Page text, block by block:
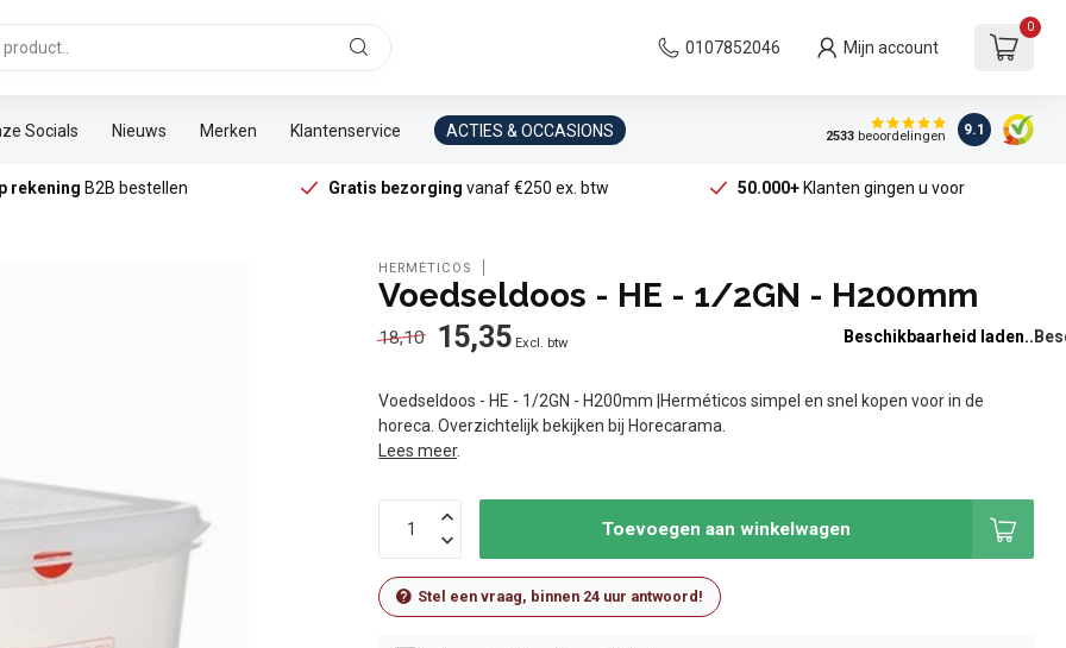
0107852046 Mijn account
0
Socials Nieuws Merken Klantenservice ACTIES & OCCASIONS 2533beoordelingen 9.1
rekening B2B bestellen Gratis bezorging vanaf €250 ex. btw 50.000+Klanten gingen u voor
HERMÉTICOS
Voedseldoos - HE - 1/2GN - H200mm
18,10 15,35 Excl. btw Beschikbaarheid laden..
Voedseldoos - HE - 1/2GN - H200mm |Herméticos simpel en snel kopen voor in de
horeca. Overzichtelijk bekijken bij Horecarama.
Lees meer.
Toevoegen aan winkelwagen
Stel een vraag, binnen 24 uur antwoord!